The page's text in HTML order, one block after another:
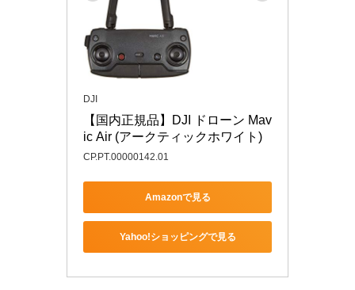
DJI
【国内正規品】DJI ドローン Mav
ic Air (アークティックホワイト)
CP.PT.00000142.01
Amazonで見る
Yahoo!ショッピングで見る